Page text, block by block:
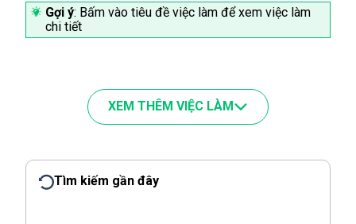
Gợi ý: Bấm vào tiêu đề việc làm để xem việc làm
chi tiết
XEM THÊM VIỆC LÀM
Tìm kiếm gần đây